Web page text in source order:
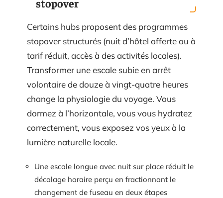
stopover
Certains hubs proposent des programmes
stopover structurés (nuit d’hôtel offerte ou à
tarif réduit, accès à des activités locales).
Transformer une escale subie en arrêt
volontaire de douze à vingt-quatre heures
change la physiologie du voyage. Vous
dormez à l’horizontale, vous vous hydratez
correctement, vous exposez vos yeux à la
lumière naturelle locale.
Une escale longue avec nuit sur place réduit le
décalage horaire perçu en fractionnant le
changement de fuseau en deux étapes